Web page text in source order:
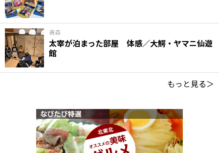
青森
太宰が泊まった部屋 体感／大鰐・ヤマニ仙遊
館
もっと見る＞